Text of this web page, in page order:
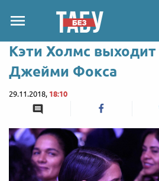
Кэти Холмс выходит
Джейми Фокса
29.11.2018, 18:10